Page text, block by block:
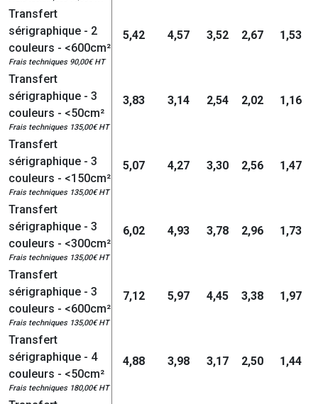
Transfert
sérigraphique - 2
couleurs - <600cm²
Frais techniques 90,00€ HT
5,42 4,57 3,52 2,67 1,53
Transfert
sérigraphique - 3
couleurs - <50cm²
Frais techniques 135,00€ HT
3,83 3,14 2,54 2,02 1,16
Transfert
sérigraphique - 3
couleurs - <150cm²
Frais techniques 135,00€ HT
5,07 4,27 3,30 2,56 1,47
Transfert
sérigraphique - 3
couleurs - <300cm²
Frais techniques 135,00€ HT
6,02 4,93 3,78 2,96 1,73
Transfert
sérigraphique - 3
couleurs - <600cm²
Frais techniques 135,00€ HT
7,12 5,97 4,45 3,38 1,97
Transfert
sérigraphique - 4
couleurs - <50cm²
Frais techniques 180,00€ HT
4,88 3,98 3,17 2,50 1,44